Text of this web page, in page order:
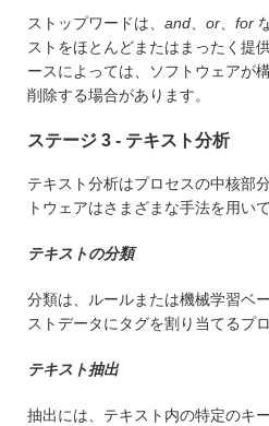
ストップワードは、 and、 or、 for
ストをほとんどまたはまったく提
ースによっては、ソフトウェアが
削除する場合があります。
ステージ 3 - テキスト分析
テキスト分析はプロセスの中核部
トウェアはさまざまな手法を用い
テキストの分類
分類は、ルールまたは機械学習ベ
ストデータにタグを割り当てるプ
テキスト抽出
抽出には、テキスト内の特定のキ